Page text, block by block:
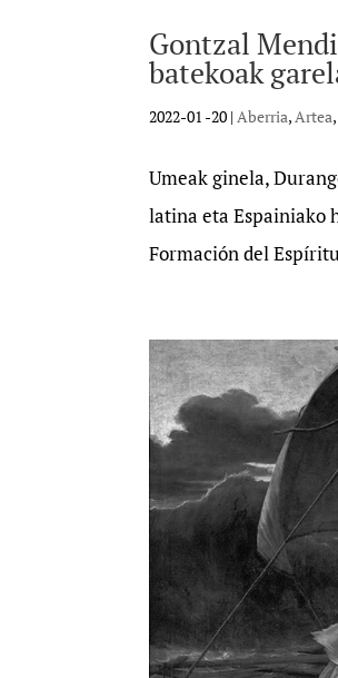
Gontzal
batekoak
2022-01 -20 |Aberria,Artea
Umeak ginela,
latina eta Espainiako
Formación del